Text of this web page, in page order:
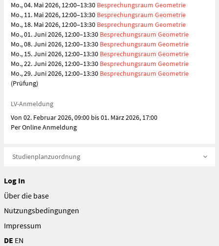
Mo., 04. Mai 2026, 12:00–13:30 Besprechungsraum Geometrie
Mo., 11. Mai 2026, 12:00–13:30 Besprechungsraum Geometrie
Mo., 18. Mai 2026, 12:00–13:30 Besprechungsraum Geometrie
Mo., 01. Juni 2026, 12:00–13:30 Besprechungsraum Geometrie
Mo., 08. Juni 2026, 12:00–13:30 Besprechungsraum Geometrie
Mo., 15. Juni 2026, 12:00–13:30 Besprechungsraum Geometrie
Mo., 22. Juni 2026, 12:00–13:30 Besprechungsraum Geometrie
Mo., 29. Juni 2026, 12:00–13:30 Besprechungsraum Geometrie
(Prüfung)
LV-Anmeldung
Von 02. Februar 2026, 09:00 bis 01. März 2026, 17:00
Per Online Anmeldung
Studienplanzuordnung
Log In
Über die base
Nutzungsbedingungen
Impressum
DE EN